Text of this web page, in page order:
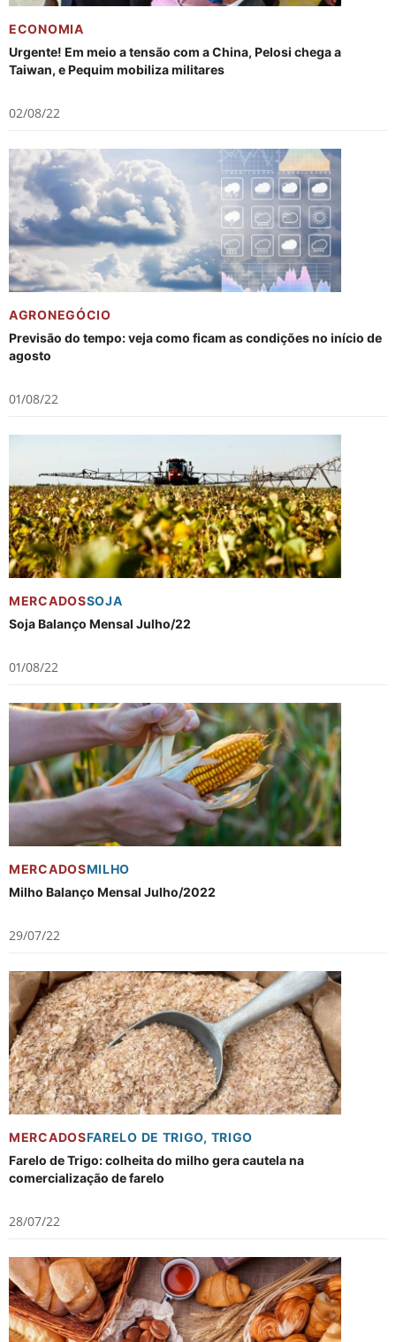
ECONOMIA
Urgente! Em meio a tensão com a China, Pelosi chega a
Taiwan, e Pequim mobiliza militares
02/08/22
AGRONEGÓCIO
Previsão do tempo: veja como ficam as condições no início de
agosto
01/08/22
MERCADOSSOJA
Soja Balanço Mensal Julho/22
01/08/22
MERCADOSMILHO
Milho Balanço Mensal Julho/2022
29/07/22
MERCADOSFARELO DE TRIGO, TRIGO
Farelo de Trigo: colheita do milho gera cautela na
comercialização de farelo
28/07/22